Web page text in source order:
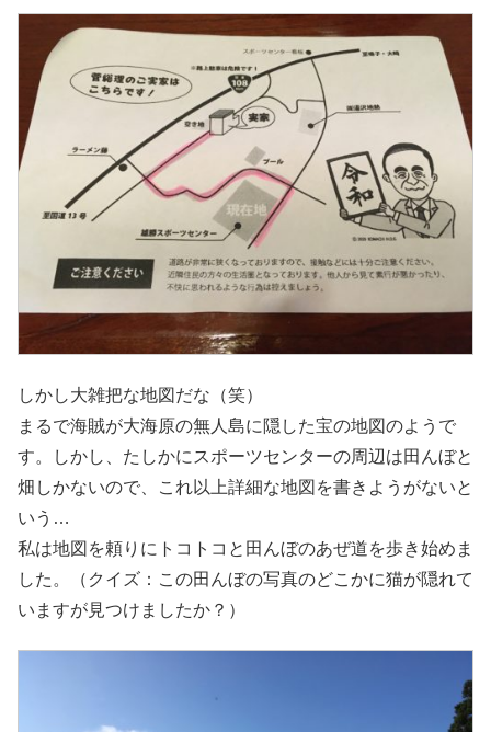
しかし大雑把な地図だな（笑）
まるで海賊が大海原の無人島に隠した宝の地図のようで
す。しかし、たしかにスポーツセンターの周辺は田んぼと
畑しかないので、これ以上詳細な地図を書きようがないと
いう…
私は地図を頼りにトコトコと田んぼのあぜ道を歩き始めま
した。（クイズ：この田んぼの写真のどこかに猫が隠れて
いますが見つけましたか？）